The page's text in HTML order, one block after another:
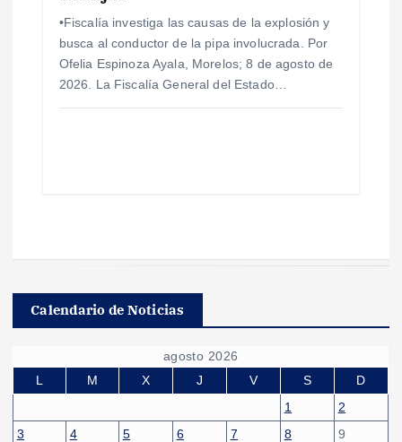
•Fiscalía investiga las causas de la explosión y
busca al conductor de la pipa involucrada. Por
Ofelia Espinoza Ayala, Morelos; 8 de agosto de
2026. La Fiscalía General del Estado…
Calendario de Noticias
agosto 2026
L
M X J V S
D
1
2
3
4 5 6 7 8
9